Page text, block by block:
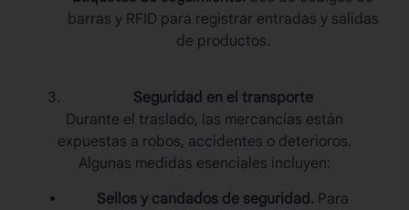
barras y RFID para registrar entradas y salidas
de productos.
Seguridad en el transporte
Durante el traslado, las mercancías están
expuestas a robos, accidentes o deterioros.
Algunas medidas esenciales incluyen:
Sellos y candados de seguridad. Para